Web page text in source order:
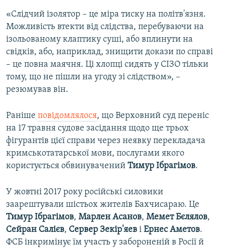
«Слідчий ізолятор – це міра тиску на політв'язня.
Можливість втекти від слідства, перебуваючи на
ізольованому клаптику суші, або вплинути на
свідків, або, наприклад, знищити докази по справі
– це повна маячня. Ці хлопці сидять у СІЗО тільки
тому, що не пішли на угоду зі слідством», –
резюмував він.
Раніше повідомлялося, що Верховний суд переніс
на 17 травня судове засідання щодо ще трьох
фігурантів цієї справи через неявку перекладача
кримськотатарської мови, послугами якого
користується обвинувачений Тимур Ібрагімов.
У жовтні 2017 року російські силовики
заарештували шістьох жителів Бахчисараю. Це
Тимур Ібрагімов, Марлен Асанов, Мемет Бєлялов,
Сейран Салієв, Сервер Зекір'яев і Ернес Аметов.
ФСБ інкримінує їм участь у забороненій в Росії й